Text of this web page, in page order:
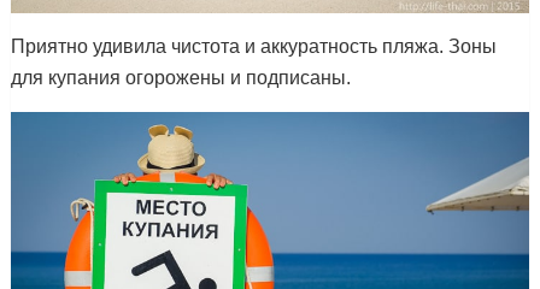
Приятно удивила чистота и аккуратность пляжа. Зоны
для купания огорожены и подписаны.